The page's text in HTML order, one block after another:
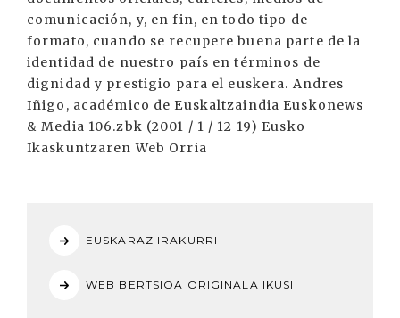
comunicación, y, en fin, en todo tipo de
formato, cuando se recupere buena parte de la
identidad de nuestro país en términos de
dignidad y prestigio para el euskera. Andres
Iñigo, académico de Euskaltzaindia Euskonews
& Media 106.zbk (2001 / 1 / 12 19) Eusko
Ikaskuntzaren Web Orria
EUSKARAZ IRAKURRI
WEB BERTSIOA ORIGINALA IKUSI